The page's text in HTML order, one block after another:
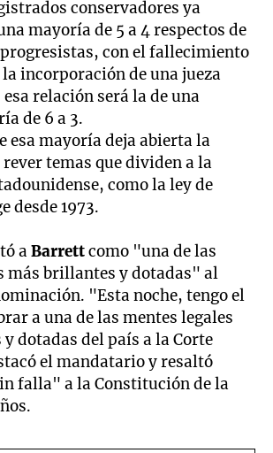
conservadores ya
mayoría de 5 a 4 respectos de
con el fallecimiento
incorporación de una jueza
relación será la de una
de 6 a 3.
esa mayoría deja abierta la
temas que dividen a la
como la ley de
desde 1973.
aBarrettcomo "una de las
más brillantes y dotadas" al
"Esta noche, tengo el
a una de las mentes legales
dotadas del país a la Corte
el mandatario y resaltó
falla" a la Constitución de la